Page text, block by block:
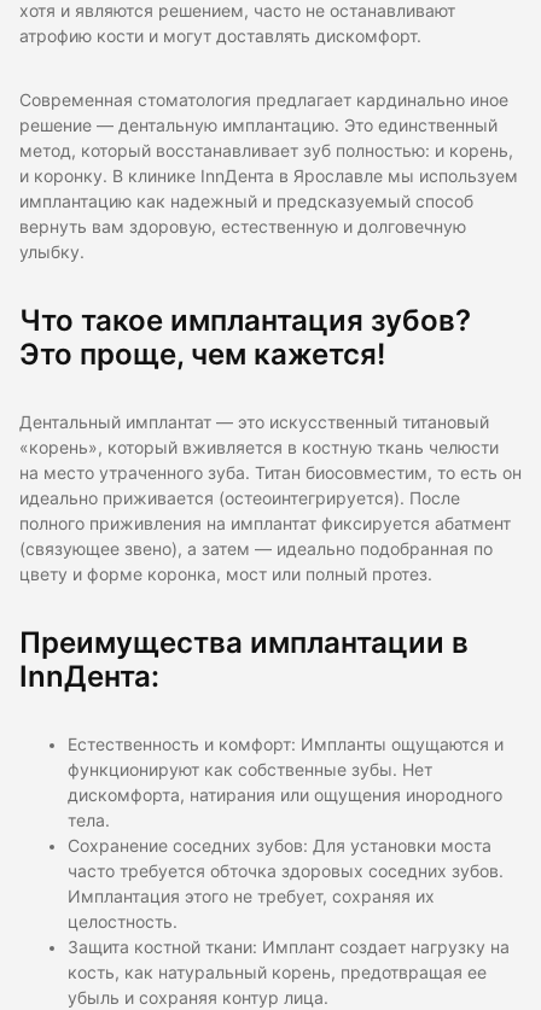
хотя и являются решением, часто не останавливают
атрофию кости и могут доставлять дискомфорт.
Современная стоматология предлагает кардинально иное
решение — дентальную имплантацию. Это единственный
метод, который восстанавливает зуб полностью: и корень,
и коронку. В клинике InnДента в Ярославле мы используем
имплантацию как надежный и предсказуемый способ
вернуть вам здоровую, естественную и долговечную
улыбку.
Что такое имплантация зубов?
Это проще, чем кажется!
Дентальный имплантат — это искусственный титановый
«корень», который вживляется в костную ткань челюсти
на место утраченного зуба. Титан биосовместим, то есть он
идеально приживается (остеоинтегрируется). После
полного приживления на имплантат фиксируется абатмент
(связующее звено), а затем — идеально подобранная по
цвету и форме коронка, мост или полный протез.
Преимущества имплантации в
InnДента:
Естественность и комфорт: Импланты ощущаются и
функционируют как собственные зубы. Нет
дискомфорта, натирания или ощущения инородного
тела.
Сохранение соседних зубов: Для установки моста
часто требуется обточка здоровых соседних зубов.
Имплантация этого не требует, сохраняя их
целостность.
Защита костной ткани: Имплант создает нагрузку на
кость, как натуральный корень, предотвращая ее
убыль и сохраняя контур лица.